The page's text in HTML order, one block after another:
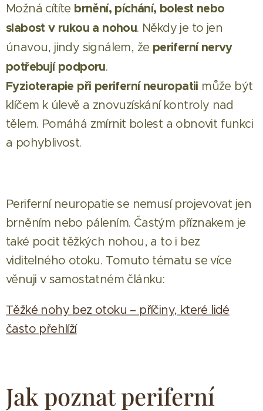
Možná cítíte brnění, píchání, bolest nebo
slabost v rukou a nohou. Někdy je to jen
únavou, jindy signálem, že periferní nervy
potřebují podporu.
Fyzioterapie při periferní neuropatii může být
klíčem k úlevě a znovuzískání kontroly nad
tělem. Pomáhá zmírnit bolest a obnovit funkci
a pohyblivost.
Periferní neuropatie se nemusí projevovat jen
brněním nebo pálením. Častým příznakem je
také pocit těžkých nohou, a to i bez
viditelného otoku. Tomuto tématu se více
věnuji v samostatném článku:
Těžké nohy bez otoku – příčiny, které lidé
často přehlíží
Jak poznat periferní